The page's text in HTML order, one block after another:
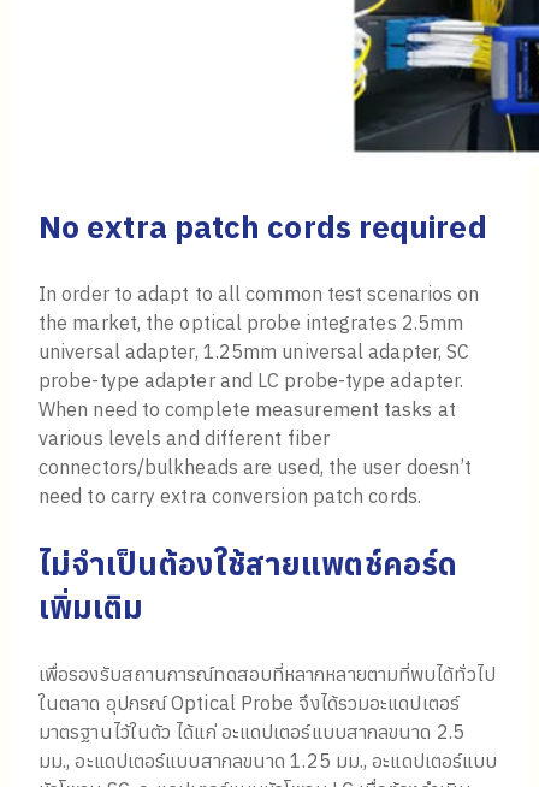
No extra patch cords required
In order to adapt to all common test scenarios on
the market, the optical probe integrates 2.5mm
universal adapter, 1.25mm universal adapter, SC
probe-type adapter and LC probe-type adapter.
When need to complete measurement tasks at
various levels and different fiber
connectors/bulkheads are used, the user doesn’t
need to carry extra conversion patch cords.
ไม่จำเป็นต้องใช้สายแพตช์คอร์ด
เพิ่มเติม
เพื่อรองรับสถานการณ์ทดสอบที่หลากหลายตามที่พบได้ทั่วไป
ในตลาด อุปกรณ์ Optical Probe จึงได้รวมอะแดปเตอร์
มาตรฐานไว้ในตัว ได้แก่ อะแดปเตอร์แบบสากลขนาด 2.5
มม., อะแดปเตอร์แบบสากลขนาด 1.25 มม., อะแดปเตอร์แบบ